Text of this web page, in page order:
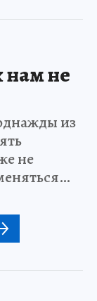
нам не
из
не